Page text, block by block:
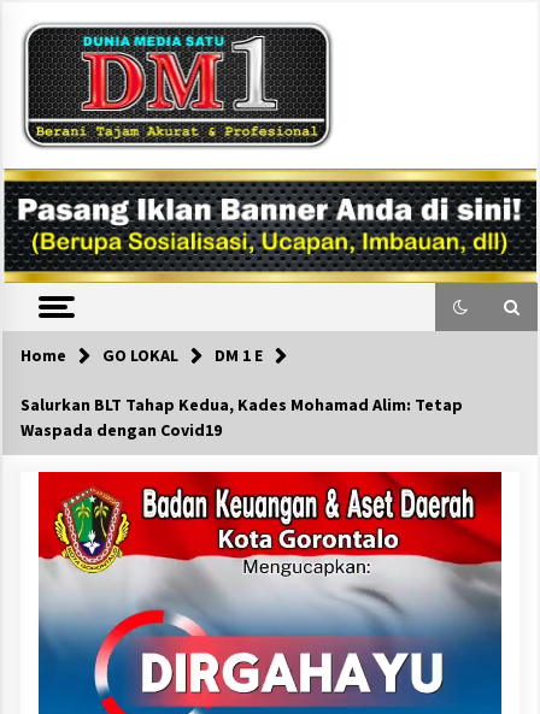
content
DM1
Home GO LOKAL DM 1 E
Salurkan BLT Tahap Kedua, Kades Mohamad Alim: Tetap
Waspada dengan Covid19